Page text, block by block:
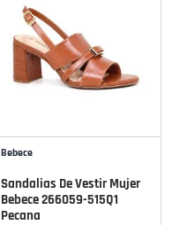
Bebece
Sandalias De Vestir Mujer
Bebece 266059-515Q1
Pecana